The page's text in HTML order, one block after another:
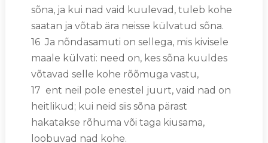
sõna, ja kui nad vaid kuulevad, tuleb kohe
saatan ja võtab ära neisse külvatud sõna.
16 Ja nõndasamuti on sellega, mis kivisele
maale külvati: need on, kes sõna kuuldes
võtavad selle kohe rõõmuga vastu,
17 ent neil pole enestel juurt, vaid nad on
heitlikud; kui neid siis sõna pärast
hakatakse rõhuma või taga kiusama,
loobuvad nad kohe.